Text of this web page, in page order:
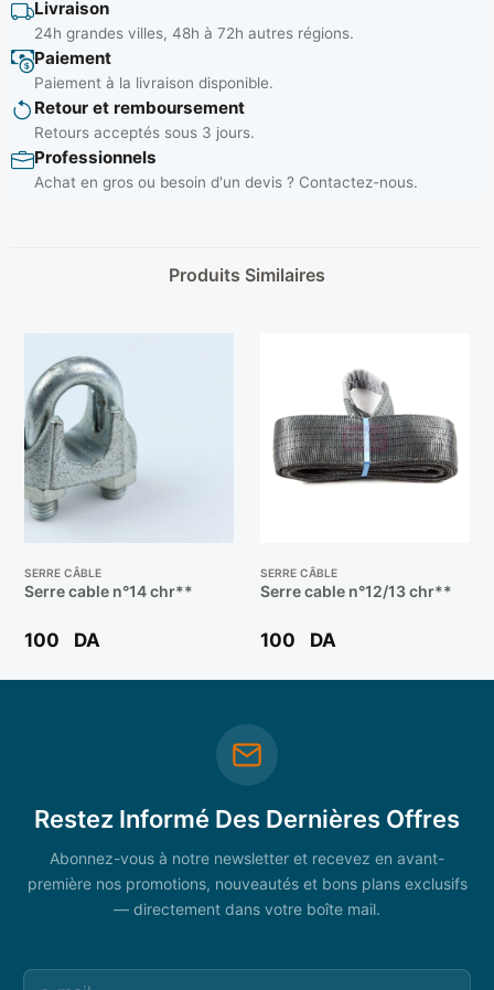
Livraison
24h grandes villes, 48h à 72h autres régions.
Paiement
Paiement à la livraison disponible.
Retour et remboursement
Retours acceptés sous 3 jours.
Professionnels
Achat en gros ou besoin d'un devis ? Contactez-nous.
Produits Similaires
SERRE CÂBLE
Serre cable n°14 chr**
100 DA
SERRE CÂBLE
Serre cable n°12/13 chr**
100 DA
Restez Informé Des Dernières Offres
Abonnez-vous à notre newsletter et recevez en avant-
première nos promotions, nouveautés et bons plans exclusifs
— directement dans votre boîte mail.